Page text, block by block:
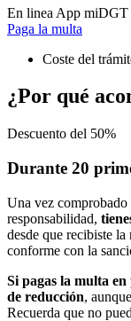
En linea App miDGT
Paga la multa
Coste del
¿Por qué
Descuento del 50%
Durante 20
Una vez
responsabilidad,
desde que recibiste
conforme con la
Si pagas la multa
de reducción,
Recuerda que no